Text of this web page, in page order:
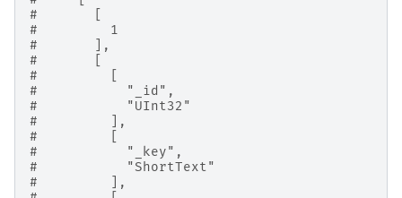
#       [
#         1
#       ],
#       [
#         [
#           "_id",
#           "UInt32"
#         ],
#         [
#           "_key",
#           "ShortText"
#         ],